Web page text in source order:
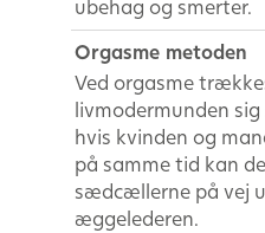
ubehag og smerter.
Orgasme metoden
Ved orgasme
livmodermunden sig
hvis kvinden og
på samme tid kan
sædcællerne på vej
æggelederen.